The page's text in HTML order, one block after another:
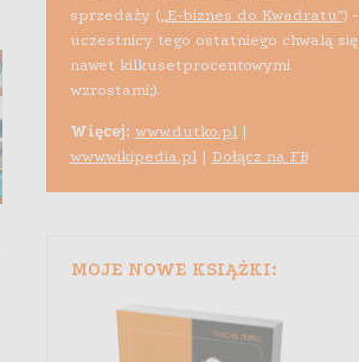
sprzedaży („E-biznes do Kwadratu”) -
uczestnicy tego ostatniego chwalą się
nawet kilkusetprocentowymi
wzrostami;).
Więcej: www.dutko.pl|
www.wikipedia.pl| Dołącz na FB
MOJE NOWE KSIĄŻKI: